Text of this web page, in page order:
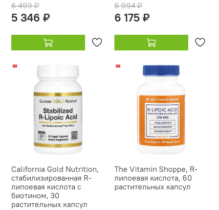
6 499 ₽
5 346 ₽
6 994 ₽
6 175 ₽
-14%
California Gold Nutrition,
стабилизированная R-
липоевая кислота с
биотином, 30
растительных капсул
-19%
The Vitamin Shoppe, R-
липоевая кислота, 60
растительных капсул